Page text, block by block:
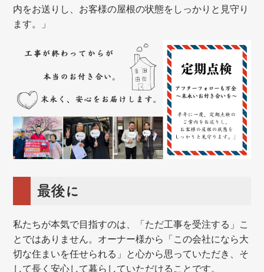
内をお送りし、お客様の屋根の状態をしっかりと見守り
ます。」
最後に
私たちが本気で目指すのは、「ただ工事を受注する」こ
とではありません。オーナー様から「この会社になら大
切な住まいを任せられる」と心から思っていただき、そ
して長く安心して暮らしていただけることです。